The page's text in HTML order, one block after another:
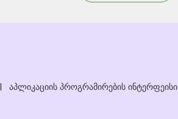
აპლიკაციის პროგრამირების ინტერფეისი